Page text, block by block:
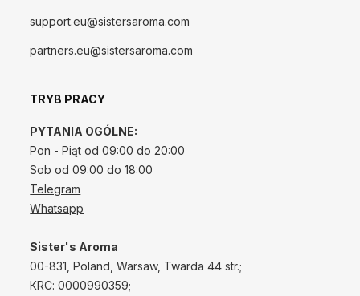
support.eu@sistersaroma.com
partners.eu@sistersaroma.com
TRYB PRACY
PYTANIA OGÓLNE:
Pon - Piąt od 09:00 do 20:00
Sob od 09:00 do 18:00
Telegram
Whatsapp
Sister's Aroma
00-831, Poland, Warsaw, Twarda 44 str.;
КRС: 0000990359;